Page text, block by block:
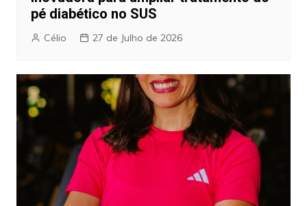
pé diabético no SUS
Célio 27 de Julho de 2026